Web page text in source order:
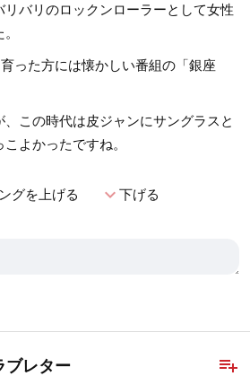
バリのロックンローラーとして女性
った方には懐かしい番組の「銀座
この時代は皮ジャンにサングラスと
よかったですね。
グを上げる expand_more下げる
playlist_add
ブレター